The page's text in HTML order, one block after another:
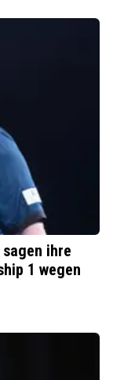
ihre
1 wegen